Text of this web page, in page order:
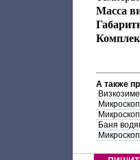
Масса
А также
Баня